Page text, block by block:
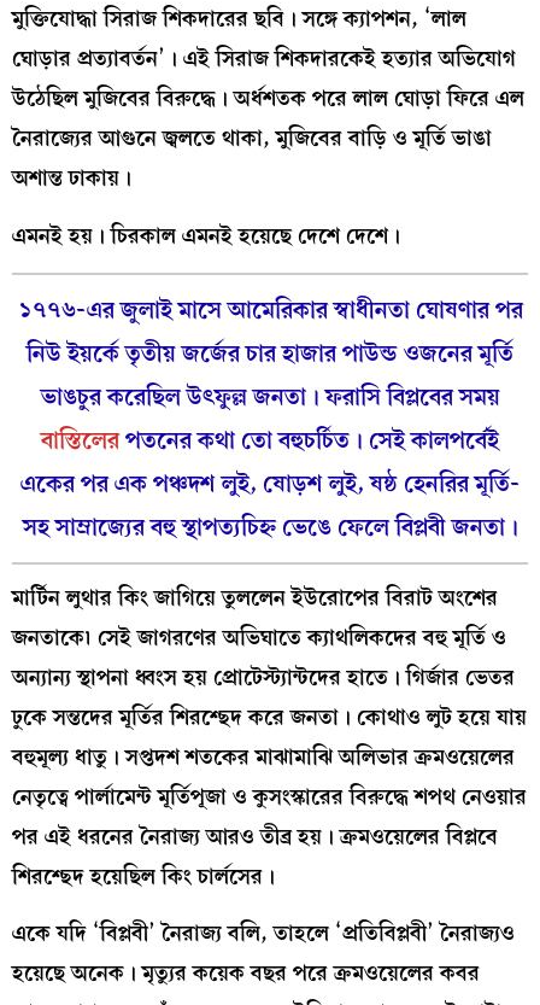
মুক্তিযোদ্ধা সিরাজ শিকদারের ছবি। সঙ্গে ক্যাপশন, ‘লাল
ঘোড়ার প্রত্যাবর্তন’। এই সিরাজ শিকদারকেই হত্যার অভিযোগ
উঠেছিল মুজিবের বিরুদ্ধে। অর্ধশতক পরে লাল ঘোড়া ফিরে এল
নৈরাজ্যের আগুনে জ্বলতে থাকা, মুজিবের বাড়ি ও মূর্তি ভাঙা
অশান্ত ঢাকায়।
এমনই হয়। চিরকাল এমনই হয়েছে দেশে দেশে।
১৭৭৬-এর জুলাই মাসে আমেরিকার স্বাধীনতা ঘোষণার পর
নিউ ইয়র্কে তৃতীয় জর্জের চার হাজার পাউন্ড ওজনের মূর্তি
ভাঙচুর করেছিল উৎফুল্ল জনতা। ফরাসি বিপ্লবের সময়
বাস্তিলেরপতনের কথা তো বহুচর্চিত। সেই কালপর্বেই
একের পর এক পঞ্চদশ লুই, ষোড়শ লুই, ষষ্ঠ হেনরির মূর্তি-
সহ সাম্রাজ্যের বহু স্থাপত্যচিহ্ন ভেঙে ফেলে বিপ্লবী জনতা।
মার্টিন লুথার কিং জাগিয়ে তুললেন ইউরোপের বিরাট অংশের
জনতাকে৷ সেই জাগরণের অভিঘাতে ক্যাথলিকদের বহু মূর্তি ও
অন্যান্য স্থাপনা ধ্বংস হয় প্রোটেস্ট্যান্টদের হাতে। গির্জার ভেতর
ঢুকে সন্তদের মূর্তির শিরশ্ছেদ করে জনতা। কোথাও লুট হয়ে যায়
বহুমূল্য ধাতু। সপ্তদশ শতকের মাঝামাঝি অলিভার ক্রমওয়েলের
নেতৃত্বে পার্লামেন্ট মূর্তিপূজা ও কুসংস্কারের বিরুদ্ধে শপথ নেওয়ার
পর এই ধরনের নৈরাজ্য আরও তীব্র হয়। ক্রমওয়েলের বিপ্লবে
শিরশ্ছেদ হয়েছিল কিং চার্লসের।
একে যদি ‘বিপ্লবী’ নৈরাজ্য বলি, তাহলে ‘প্রতিবিপ্লবী’ নৈরাজ্যও
হয়েছে অনেক। মৃত্যুর কয়েক বছর পরে ক্রমওয়েলের কবর